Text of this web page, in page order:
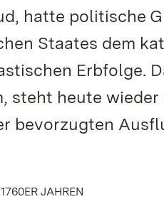
hatte politische
Staates dem
Erbfolge.
steht heute
bevorzugten
JAHREN